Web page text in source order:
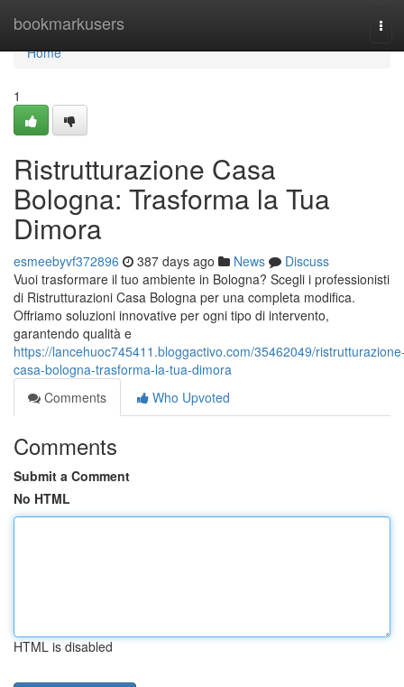
bookmarkusers
Home
Home
1
Ristrutturazione Casa
Bologna: Trasforma la Tua
Dimora
esmeebyvf372896 387 days ago News
Discuss
Vuoi trasformare il tuo ambiente in Bologna? Scegli i professionisti
di Ristrutturazioni Casa Bologna per una completa modifica.
Offriamo soluzioni innovative per ogni tipo di intervento,
garantendo qualità e
https://lancehuoc745411.bloggactivo.com/35462049/
casa-bologna-trasforma-la-tua-dimora
Comments
Who Upvoted
Comments
Submit a Comment
No HTML
HTML is disabled